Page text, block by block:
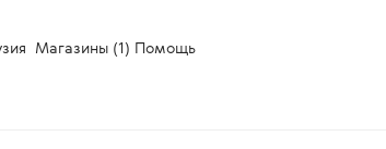
Магазины (1) Помощь